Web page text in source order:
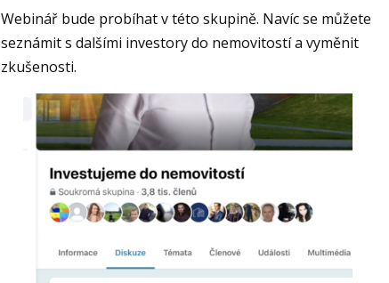
Webinář bude probíhat v této skupině. Navíc se můžete
seznámit s dalšími investory do nemovitostí a vyměnit
zkušenosti.